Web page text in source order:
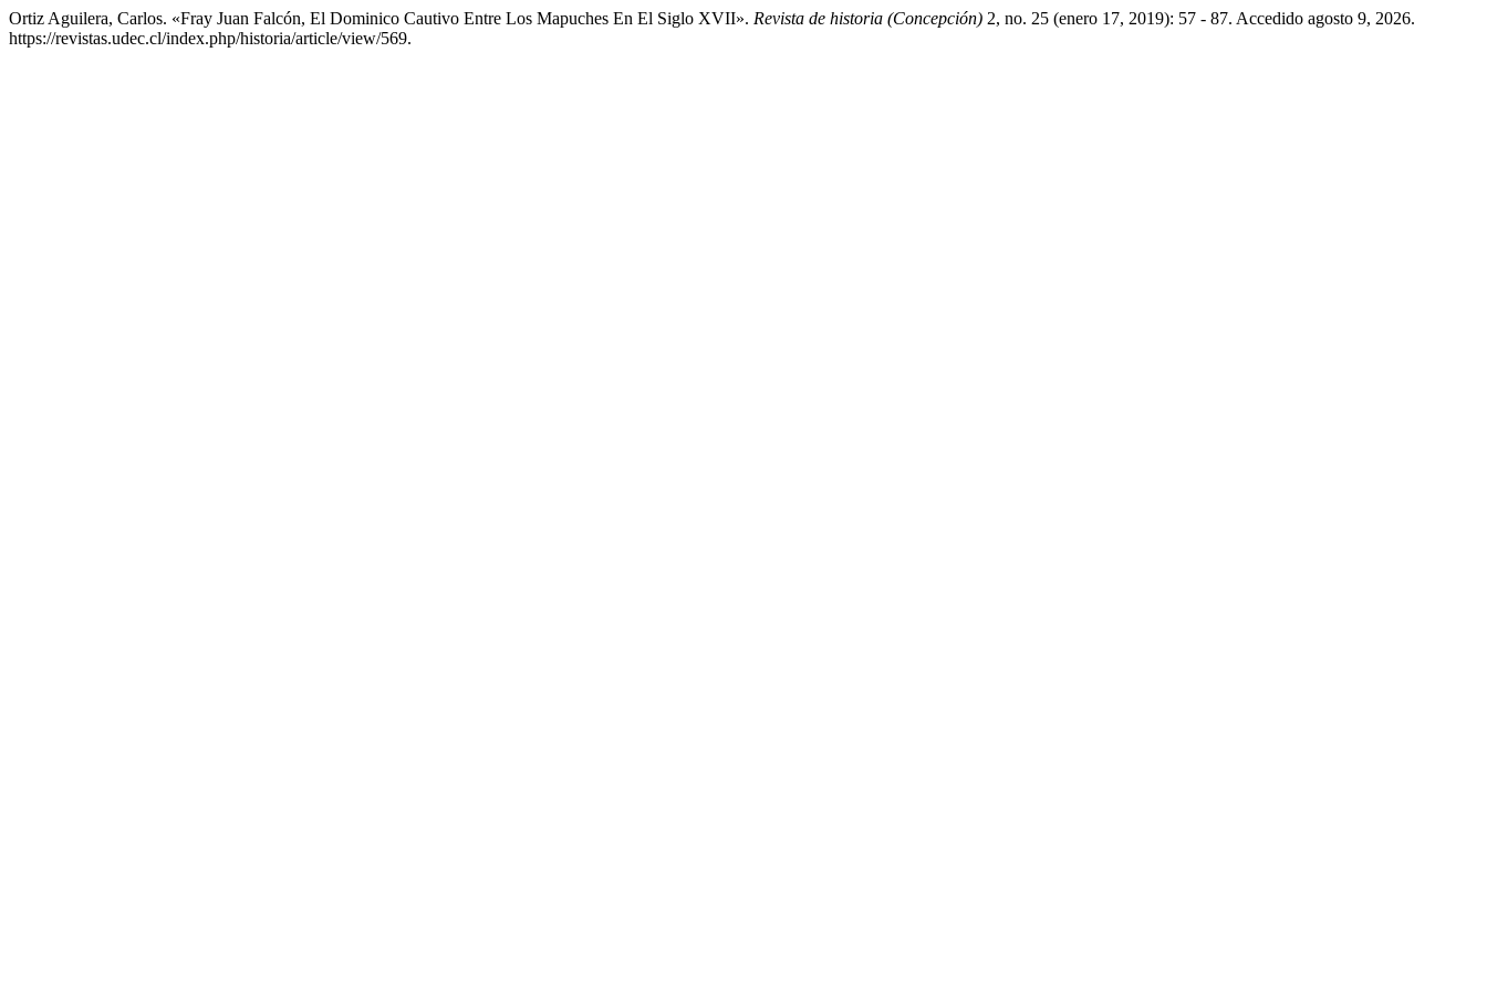
Ortiz Aguilera, Carlos. «Fray Juan Falcón, El Dominico Cautivo Entre Los Mapuches En El Siglo XVII». Revista de historia (Concepción) 2, no. 25 (enero 17, 2019): 57 - 87. Accedido agosto 9, 2026.
https://revistas.udec.cl/index.php/historia/article/view/569.